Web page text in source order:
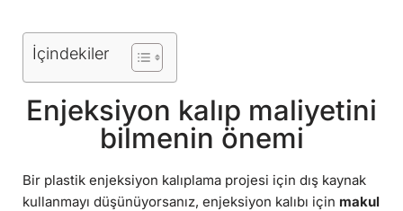
İçindekiler
Enjeksiyon kalıp maliyetini
bilmenin önemi
Bir plastik enjeksiyon kalıplama projesi için dış kaynak
kullanmayı düşünüyorsanız, enjeksiyon kalıbı için makul